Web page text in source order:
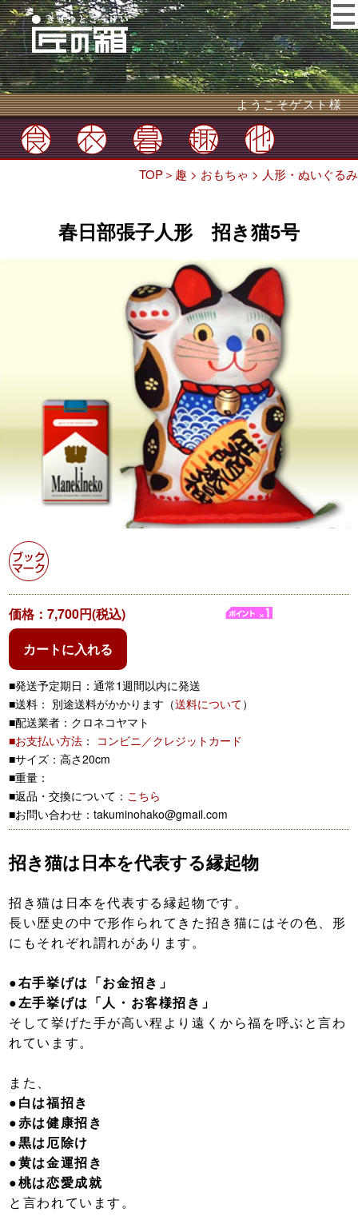
ようこそゲスト様
TOP＞ 趣 > おもちゃ > 人形・ぬいぐるみ
春日部張子人形 招き猫5号
価格：7,700円(税込)
カートに入れる
■発送予定期日：通常1週間以内に発送
■送料： 別途送料がかかります（送料について）
■配送業者：クロネコヤマト
■お支払い方法 ： コンビニ／クレジットカード
■サイズ：高さ20cm
■重量：
■返品・交換について： こちら
■お問い合わせ：takuminohako@gmail.com
招き猫は日本を代表する縁起物
招き猫は日本を代表する縁起物です。
長い歴史の中で形作られてきた招き猫にはその色、形
にもそれぞれ謂れがあります。
●右手挙げは「お金招き」
●左手挙げは「人・お客様招き」
そして挙げた手が高い程より遠くから福を呼ぶと言わ
れています。
また、
●白は福招き
●赤は健康招き
●黒は厄除け
●黄は金運招き
●桃は恋愛成就
と言われています。